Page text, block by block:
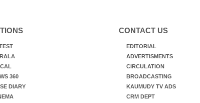
360
DIARY
CONTACT US
EDITORIAL
ADVERTISMENTS
CIRCULATION
BROADCASTING
KAUMUDY TV ADS
CRM DEPT